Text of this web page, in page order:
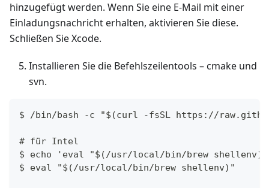
hinzugefügt werden. Wenn Sie eine E‑Mail mit einer
Einladungsnachricht erhalten, aktivieren Sie diese.
Schließen Sie Xcode.
Installieren Sie die Befehlszeilentools – cmake und
svn.
$ /bin/bash -c "$(curl -fsSL https://
# für Intel
$ echo 'eval "$(/usr/local/bin/brew
$ eval "$(/usr/local/bin/brew shellenv)"